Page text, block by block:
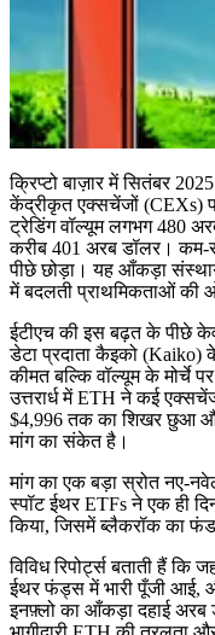
क्रिप्टो बाज़ार में सितंबर
केंद्रीकृत एक्सचेंजों (CEXs)
ट्रेडिंग वॉल्यूम लगभग 480
करीब 401 अरब डॉलर। कम-
पीछे छोड़ा। यह आँकड़ा
में बदलती प्राथमिकताओं की
ईटीएच की इस बढ़त के पीछे
डेटा प्रदाता कैइको (Kaiko)
कीमत बल्कि वॉल्यूम के मोर्चे
उत्तरार्ध में ETH ने कई
$4,996 तक का शिखर छुआ और
मांग का संकेत है।
मांग का एक बड़ा स्रोत नए-
स्पॉट ईथर ETFs ने एक ही
किया, जिसमें ब्लैकरॉक का फंड
विविध रिपोर्ट्स बताती हैं कि
ईथर फंड्स में भारी पूँजी
इनफ़्लो का आँकड़ा दहाई